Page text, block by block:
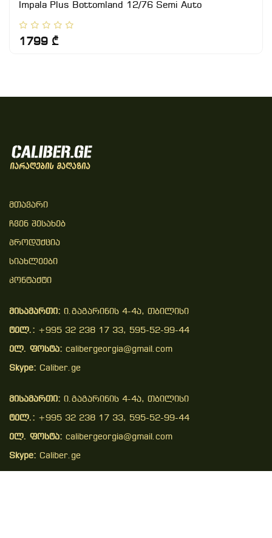
Impala Plus Bottomland 12/76 Semi Auto
1799 ₾
Მთავარი
Ჩვენ Შესახებ
Პროდუქცია
Სიახლეები
Კონტაქტი
მისამართი: ი.გაგარინის 4-4ა, თბილისი
ტელ.: +995 32 238 17 33, 595-52-99-44
ელ. ფოსტა: calibergeorgia@gmail.com
Skype: Caliber.ge
მისამართი: ი.გაგარინის 4-4ა, თბილისი
ტელ.: +995 32 238 17 33, 595-52-99-44
ელ. ფოსტა: calibergeorgia@gmail.com
Skype: Caliber.ge